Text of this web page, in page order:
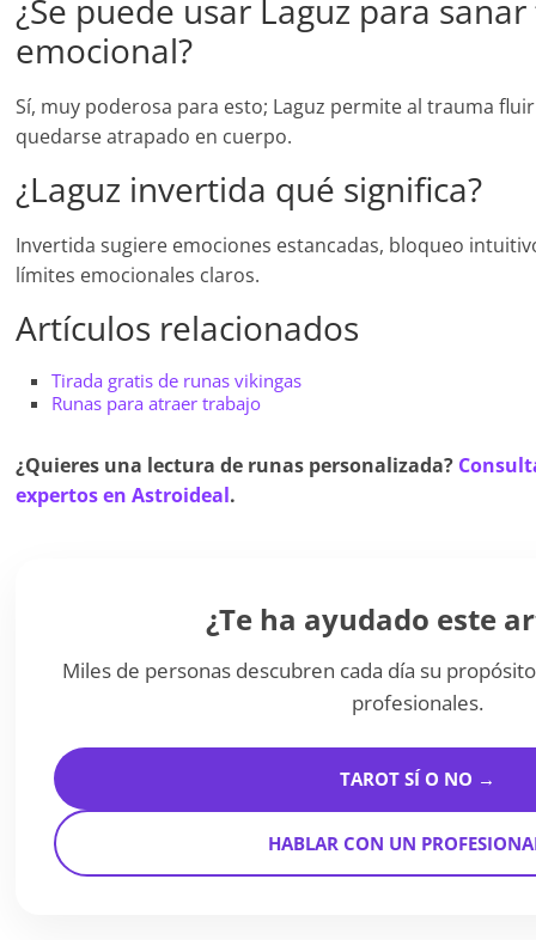
¿Se puede usar Laguz para
emocional?
Sí, muy poderosa para esto; Laguz permite al trauma
quedarse atrapado en cuerpo.
¿Laguz invertida qué significa?
Invertida sugiere emociones estancadas, bloqueo
límites emocionales claros.
Artículos relacionados
Tirada gratis de runas vikingas
Runas para atraer trabajo
¿Quieres una lectura de runas personalizada?
expertos en Astroideal.
¿Te ha ayudado este
Miles de personas descubren cada día su
profesionales.
TAROT SÍ O NO →
HABLAR CON UN